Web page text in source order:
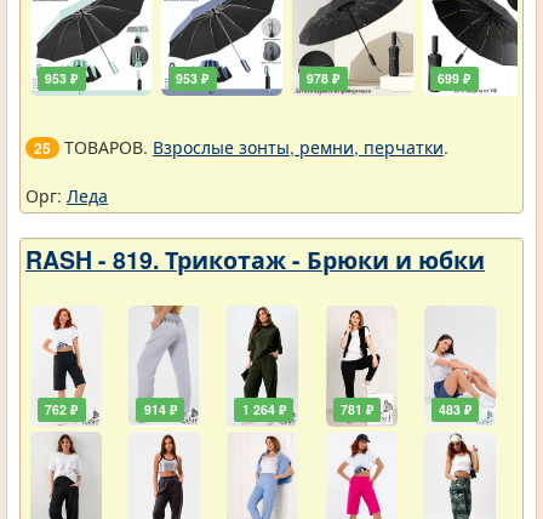
953 ₽ 953 ₽ 978 ₽ 699 ₽
25 ТОВАРОВ. Взрослые зонты, ремни, перчатки.
Орг: Леда
RASH - 819. Трикотаж - Брюки и юбки
762 ₽ 914 ₽ 1 264 ₽ 781 ₽ 483 ₽